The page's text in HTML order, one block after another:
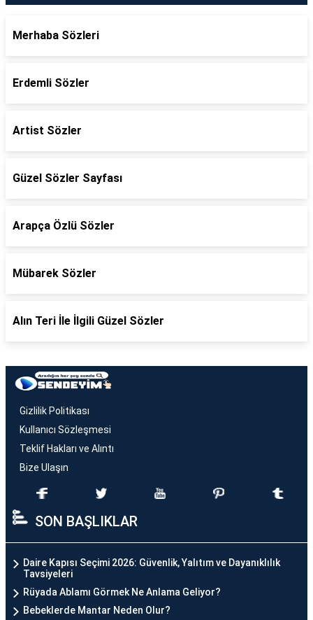
Merhaba Sözleri
Erdemli Sözler
Artist Sözler
Güzel Sözler Sayfası
Arapça Özlü Sözler
Mübarek Sözler
Alın Teri İle İlgili Güzel Sözler
Gizlilik Politikası
Kullanıcı Sözleşmesi
Teklif Hakları ve Alıntı
Bize Ulaşın
SON BAŞLIKLAR
Daire Kapısı Seçimi 2026: Güvenlik, Yalıtım ve Dayanıklılık
Tavsiyeleri
Rüyada Ablamı Görmek Ne Anlama Geliyor?
Bebeklerde Mantar Neden Olur?